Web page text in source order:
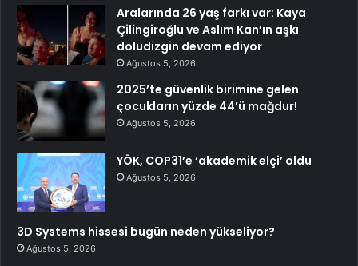
Aralarında 26 yaş farkı var: Kaya
Çilingiroğlu ve Aslım Kan’ın aşkı
doludizgin devam ediyor
Ağustos 5, 2026
2025’te güvenlik birimine gelen
çocukların yüzde 44’ü mağdur!
Ağustos 5, 2026
YÖK, COP31’e ‘akademik elçi’ oldu
Ağustos 5, 2026
3D Systems hissesi bugün neden yükseliyor?
Ağustos 5, 2026